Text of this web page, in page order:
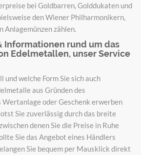
bei Goldbarren, Golddukaten und
den Wiener Philharmonikern,
Anlagemünzen zählen.
Informationen rund um das
Edelmetallen, unser Service
und welche Form Sie sich auch
aus Gründen des
oder Geschenk erwerben
Sie zuverlässig durch das breite
denen Sie die Preise in Ruhe
Sie das Angebot eines Händlers
Sie bequem per Mausklick direkt